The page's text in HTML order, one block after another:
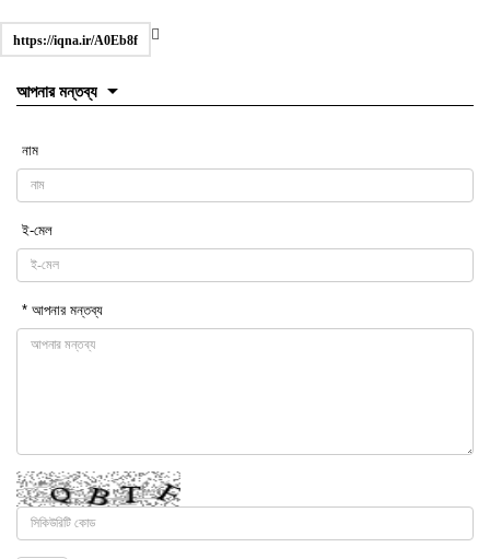
https://iqna.ir/A0Eb8f
আপনার মন্তব্য
নাম
ই-মেল
* আপনার মন্তব্য